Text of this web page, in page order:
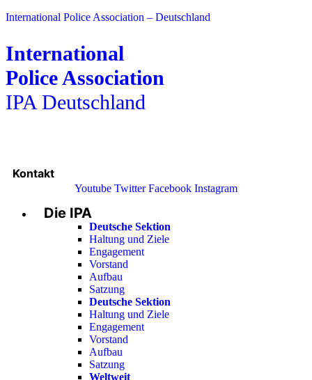
International Police Association – Deutschland
International
Police Association
IPA Deutschland
Kontakt
Youtube Twitter Facebook Instagram
Menu
Die IPA
Deutsche Sektion
Haltung und Ziele
Engagement
Vorstand
Aufbau
Satzung
Deutsche Sektion
Haltung und Ziele
Engagement
Vorstand
Aufbau
Satzung
Weltweit